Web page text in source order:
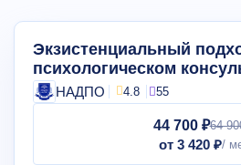
Экзистенциальный
психологическом
НАДПО 4.8 55
44 700 ₽64
от 3 420 ₽